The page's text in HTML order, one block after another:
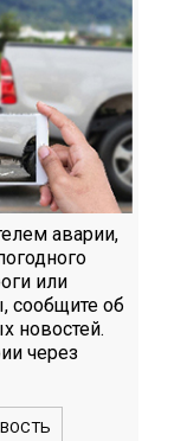
аварии,
или
сообщите об
новостей.
через